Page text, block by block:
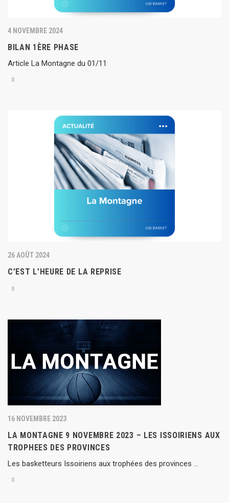
4 NOVEMBRE 2024
BILAN 1ÈRE PHASE
Article La Montagne du 01/11
0
26 AOÛT 2024
C’EST L’HEURE DE LA REPRISE
0
16 NOVEMBRE 2023
LA MONTAGNE 9 NOVEMBRE 2023 – LES ISSOIRIENS AUX
TROPHEES DES PROVINCES
Les basketteurs Issoiriens aux trophées des provinces …
0